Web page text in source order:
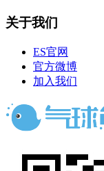
关于我们
ES官网
官方微博
加入我们